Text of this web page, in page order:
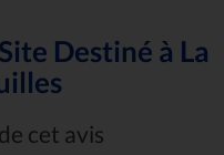
Destiné à La
cet avis